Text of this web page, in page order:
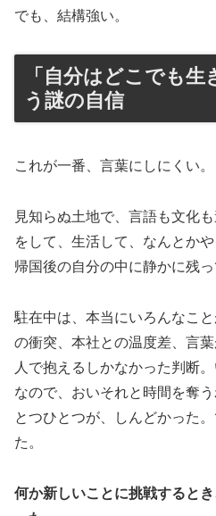
でも、結構強い。
「自分はどこでも
う謎の自信
これが一番、言葉にしにくい。
見知らぬ土地で、言語も文化
をして、生活して、なんとか
帰国後の自分の中に静かに残っ
駐在中は、本当にいろんなこ
の衝突、本社との温度差、言
人で抱えるしかなかった判断
なので、おいそれと時間を奪
とつひとつが、しんどかった
た。
何か新しいことに挑戦すると